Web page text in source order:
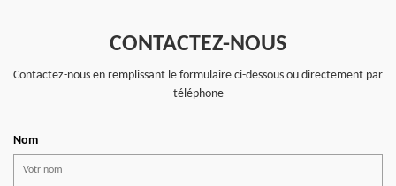
CONTACTEZ-NOUS
Contactez-nous en remplissant le formulaire ci-dessous ou directement par
téléphone
Nom